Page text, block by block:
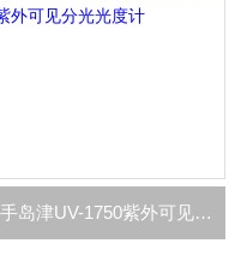
二手岛津UV-1750紫外可见分光光度计